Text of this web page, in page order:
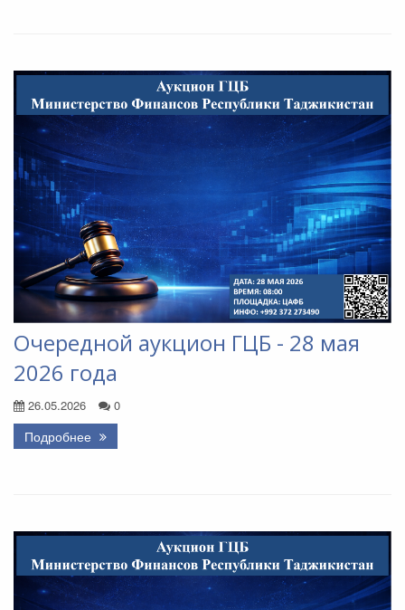
Очередной аукцион ГЦБ - 28 мая
2026 года
26.05.2026 0
Подробнее